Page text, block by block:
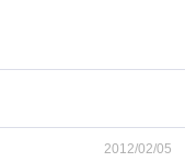
2012/02/05